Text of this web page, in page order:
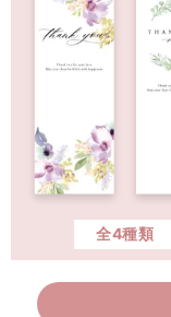
全4種類